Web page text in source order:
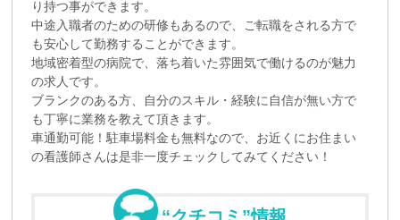
り持つ事ができます。
中途入職者のための研修もあるので、ご転職をされる方で
も安心して勤務することができます。
地域密着型の病院で、落ち着いた雰囲気で働けるのが魅力
の求人です。
ブランクのある方、自分のスキル・経験に自信が無い方で
も丁寧に業務を教えて頂きます。
車通勤可能！駐車場料金も無料なので、お近くにお住まい
の看護師さんは是非一度チェックしてみてください！